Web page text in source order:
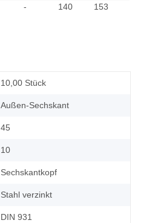
- 140
153
10,00 Stück
Außen-Sechskant
45
10
Sechskantkopf
Stahl verzinkt
DIN 931